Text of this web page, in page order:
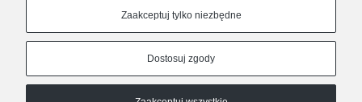
Zaakceptuj tylko niezbędne
Dostosuj zgody